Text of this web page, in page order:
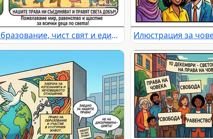
Детски права: уникалност, образование, чист свят и единство. Празнуваме Световния ден на правата на човека с мир и щастие за всички деца.